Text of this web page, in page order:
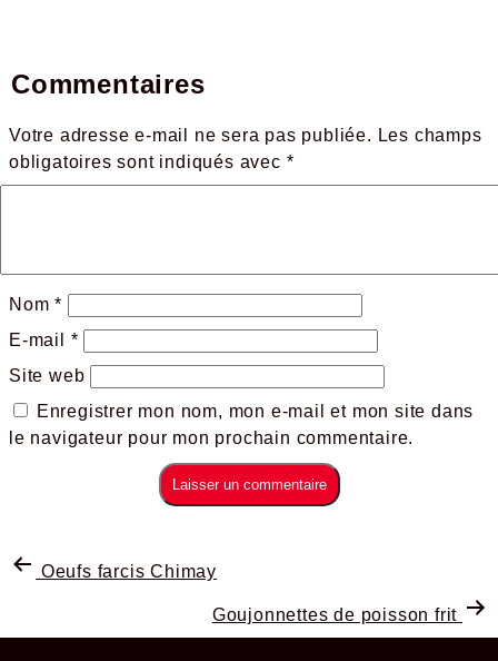
Commentaires
Votre adresse e-mail ne sera pas publiée. Les champs
obligatoires sont indiqués avec *
Nom*
E-mail *
Site web
Enregistrer mon nom, mon e-mail et mon site dans
le navigateur pour mon prochain commentaire.
Oeufs farcis Chimay
Goujonnettes de poisson frit